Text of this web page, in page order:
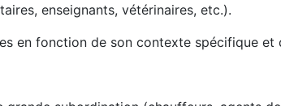
enseignants, vétérinaires, etc.).
en fonction de son contexte spécifique et